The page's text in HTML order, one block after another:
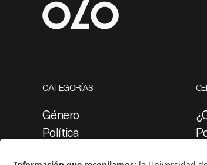
CATEGORÍAS
Género
Política